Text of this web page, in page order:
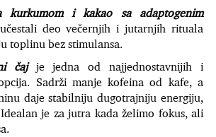
kurkumom i kakao sa adaptogenim
deo večernjih i jutarnjih rituala
toplinu bez stimulansa.
čajje jedna od najjednostavnijih i
Sadrži manje kofeina od kafe, a
daje stabilniju dugotrajniju energiju,
je za jutra kada želimo fokus, ali